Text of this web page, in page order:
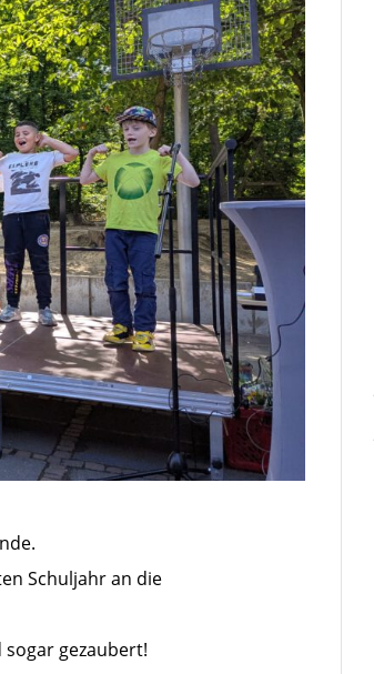
Schuljahr an die
gezaubert!